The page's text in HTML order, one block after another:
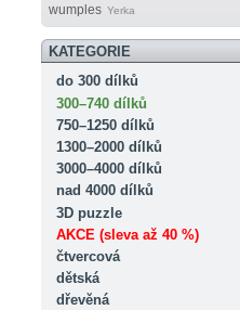
wumples Yerka
KATEGORIE
do 300 dílků
300–740 dílků
750–1250 dílků
1300–2000 dílků
3000–4000 dílků
nad 4000 dílků
3D puzzle
AKCE (sleva až 40 %)
čtvercová
dětská
dřevěná